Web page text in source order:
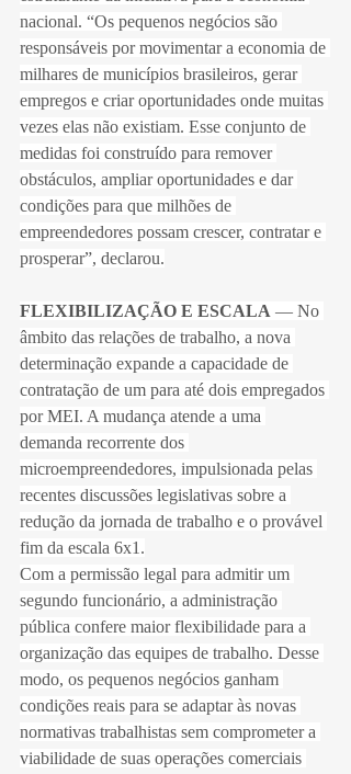
nacional. “Os pequenos negócios são
responsáveis por movimentar a economia de
milhares de municípios brasileiros, gerar
empregos e criar oportunidades onde muitas
vezes elas não existiam. Esse conjunto de
medidas foi construído para remover
obstáculos, ampliar oportunidades e dar
condições para que milhões de
empreendedores possam crescer, contratar e
prosperar”, declarou.
FLEXIBILIZAÇÃO E ESCALA — No
âmbito das relações de trabalho, a nova
determinação expande a capacidade de
contratação de um para até dois empregados
por MEI. A mudança atende a uma
demanda recorrente dos
microempreendedores, impulsionada pelas
recentes discussões legislativas sobre a
redução da jornada de trabalho e o provável
fim da escala 6x1.
Com a permissão legal para admitir um
segundo funcionário, a administração
pública confere maior flexibilidade para a
organização das equipes de trabalho. Desse
modo, os pequenos negócios ganham
condições reais para se adaptar às novas
normativas trabalhistas sem comprometer a
viabilidade de suas operações comerciais